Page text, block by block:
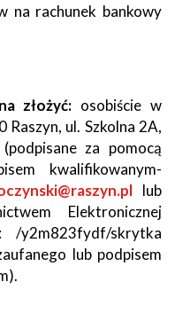
na rachunek bankowy
złożyć: osobiście w
Raszyn, ul. Szkolna 2A,
za pomocą
kwalifikowanym-
lub
Elektronicznej
/y2m823fydf/skrytka
lub podpisem